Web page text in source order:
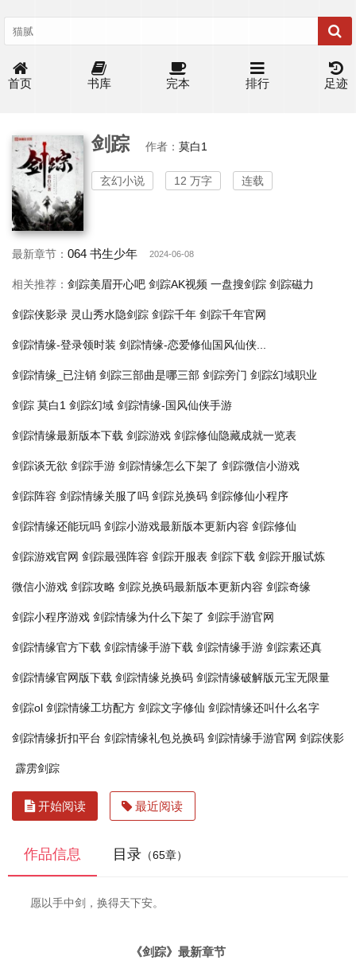
首页 书库 完本 排行 足迹
剑踪 作者： 莫白1
玄幻小说 12 万字 连载
最新章节： 064 书生少年 2024-06-08
相关推荐： 剑踪美眉开心吧 剑踪AK视频 一盘搜剑踪 剑踪磁力
剑踪侠影录 灵山秀水隐剑踪 剑踪千年 剑踪千年官网
剑踪情缘-登录领时装 剑踪情缘-恋爱修仙国风仙侠...
剑踪情缘_已注销 剑踪三部曲是哪三部 剑踪旁门 剑踪幻域职业
剑踪 莫白1 剑踪幻域 剑踪情缘-国风仙侠手游
剑踪情缘最新版本下载 剑踪游戏 剑踪修仙隐藏成就一览表
剑踪谈无欲 剑踪手游 剑踪情缘怎么下架了 剑踪微信小游戏
剑踪阵容 剑踪情缘关服了吗 剑踪兑换码 剑踪修仙小程序
剑踪情缘还能玩吗 剑踪小游戏最新版本更新内容 剑踪修仙
剑踪游戏官网 剑踪最强阵容 剑踪开服表 剑踪下载 剑踪开服试炼
微信小游戏 剑踪攻略 剑踪兑换码最新版本更新内容 剑踪奇缘
剑踪小程序游戏 剑踪情缘为什么下架了 剑踪手游官网
剑踪情缘官方下载 剑踪情缘手游下载 剑踪情缘手游 剑踪素还真
剑踪情缘官网版下载 剑踪情缘兑换码 剑踪情缘破解版元宝无限量
剑踪ol 剑踪情缘工坊配方 剑踪文字修仙 剑踪情缘还叫什么名字
剑踪情缘折扣平台 剑踪情缘礼包兑换码 剑踪情缘手游官网 剑踪侠影
霹雳剑踪
开始阅读 最近阅读
作品信息 目录 （65章）
愿以手中剑，换得天下安。
《剑踪》最新章节